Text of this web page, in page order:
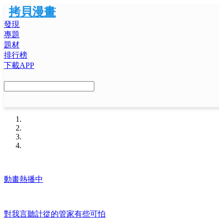
拷貝漫畫
發現
專題
題材
排行榜
下載APP
動畫熱播中
對我言聽計從的管家有些可怕